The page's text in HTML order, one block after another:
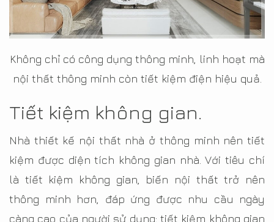
Không chỉ có công dụng thông minh, linh hoạt mà
nội thất thông minh còn tiết kiệm điện hiệu quả.
Tiết kiệm không gian.
Nhà thiết kế nội thất nhà ở thông minh nên tiết
kiệm được diện tích không gian nhà. Với tiêu chí
là tiết kiệm không gian, biến nội thất trở nên
thông minh hơn, đáp ứng được nhu cầu ngày
càng cao của người sử dụng: tiết kiệm không gian